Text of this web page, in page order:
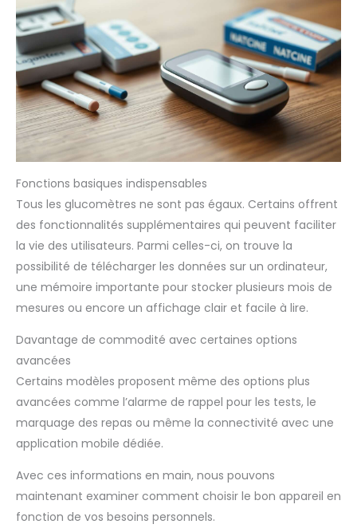
Fonctions basiques indispensables
Tous les glucomètres ne sont pas égaux. Certains offrent
des fonctionnalités supplémentaires qui peuvent faciliter
la vie des utilisateurs. Parmi celles-ci, on trouve la
possibilité de télécharger les données sur un ordinateur,
une mémoire importante pour stocker plusieurs mois de
mesures ou encore un affichage clair et facile à lire.
Davantage de commodité avec certaines options
avancées
Certains modèles proposent même des options plus
avancées comme l’alarme de rappel pour les tests, le
marquage des repas ou même la connectivité avec une
application mobile dédiée.
Avec ces informations en main, nous pouvons
maintenant examiner comment choisir le bon appareil en
fonction de vos besoins personnels.